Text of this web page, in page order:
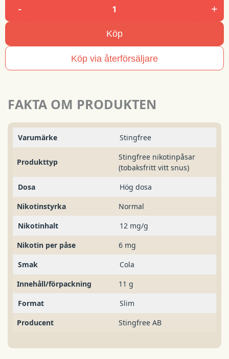
Swedish
mängd
- +
Köp
Köp via återförsäljare
FAKTA OM PRODUKTEN
Varumärke Stingfree
Produkttyp
Stingfree nikotinpåsar
(tobaksfritt vitt snus)
Dosa
Hög dosa
Nikotinstyrka
Normal
Nikotinhalt
12 mg/g
Nikotin per påse
6 mg
Smak
Cola
Innehåll/förpackning
11 g
Format
Slim
Producent
Stingfree AB